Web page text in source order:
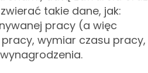
takie dane, jak:
pracy (a więc
wymiar czasu pracy,